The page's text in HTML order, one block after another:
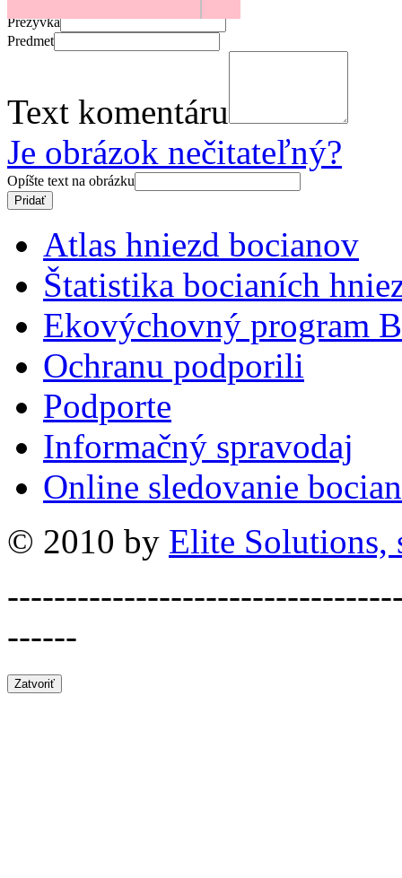
Prezývka
Predmet
Text komentáru
Je obrázok nečitateľný?
Opíšte text na obrázku
Atlas hniezd bocianov
Štatistika bocianích
Ekovýchovný program
Ochranu podporili
Podporte
Informačný spravodaj
Online sledovanie
© 2010 by Elite Solutions,
------